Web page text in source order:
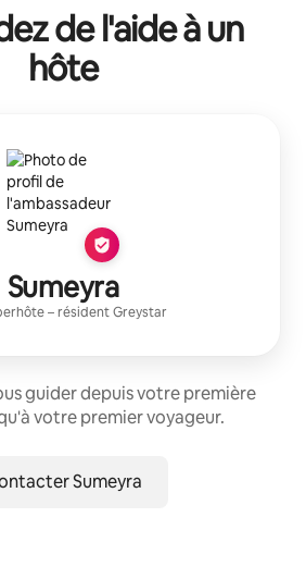
de l'aide à un
hôte
Sumeyra
– résidentGreystar
guider depuis votre première
votre premier voyageur.
Sumeyra